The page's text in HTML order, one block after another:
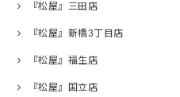
『松屋』三田店
『松屋』新橋3丁目店
『松屋』福生店
『松屋』国立店